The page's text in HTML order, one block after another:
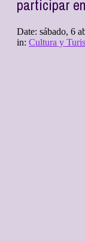
participar
Date: sábado, 6
in: Cultura y